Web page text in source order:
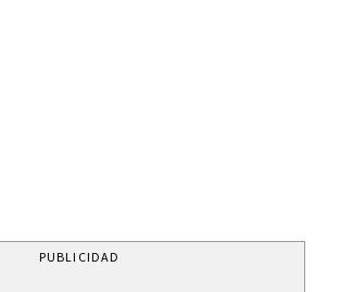
PUBLICIDAD